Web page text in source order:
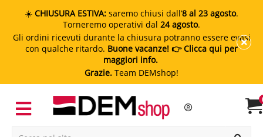
☀️ CHIUSURA ESTIVA: saremo chiusi dall’8 al 23 agosto.
Torneremo operativi dal 24 agosto.
Gli ordini ricevuti durante la chiusura potranno essere evasi
con qualche ritardo. Buone vacanze! 👉 Clicca qui per
maggiori info.
Grazie. Team DEMshop!